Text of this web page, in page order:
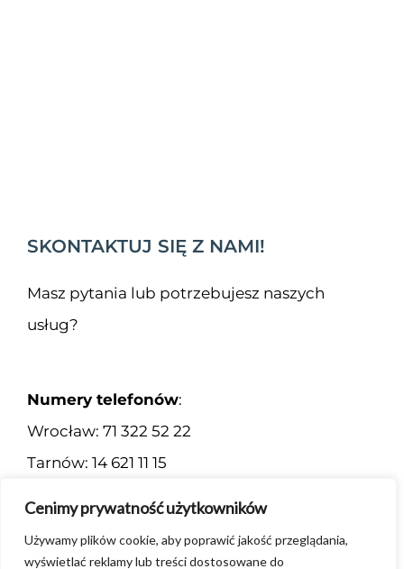
Cenimy prywatność użytkowników
Używamy plików cookie, aby poprawić jakość przeglądania,
wyświetlać reklamy lub treści dostosowane do
SKONTAKTUJ SIĘ Z NAMI!
Masz pytania lub potrzebujesz naszych
usług?
Numery telefonów:
Wrocław: 71 322 52 22
Tarnów: 14 621 11 15